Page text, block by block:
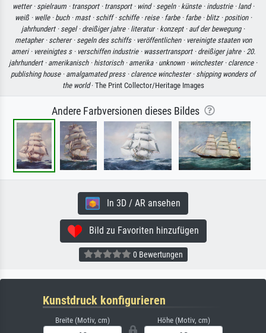
wetter · spielraum · transport · transport · wind · segeln · künste · industrie · land ·
weiß · welle · buch · mast · schiff · schiffe · reise · farbe · farbe · blitz · position ·
jahrhundert · segel · dreißiger jahre · literatur · konzept · auf der bewegung ·
metapher · scherer · segeln des schiffs · veröffentlichen · vereinigte staaten von
ameri · vereinigtes s · verschiffen industrie · wassertransport · dreißiger jahre · 20.
jahrhundert · amerikanisch · historisch · amerika · unknown · winchester · clarence ·
publishing house · amalgamated press · clarence winchester · shipping wonders of
the world· The Print Collector/Heritage Images
Andere Farbversionen dieses Bildes
In 3D / AR ansehen
Bild zu Favoriten hinzufügen
0 Bewertungen
Kunstdruck konfigurieren
Breite (Motiv, cm) Höhe (Motiv, cm)